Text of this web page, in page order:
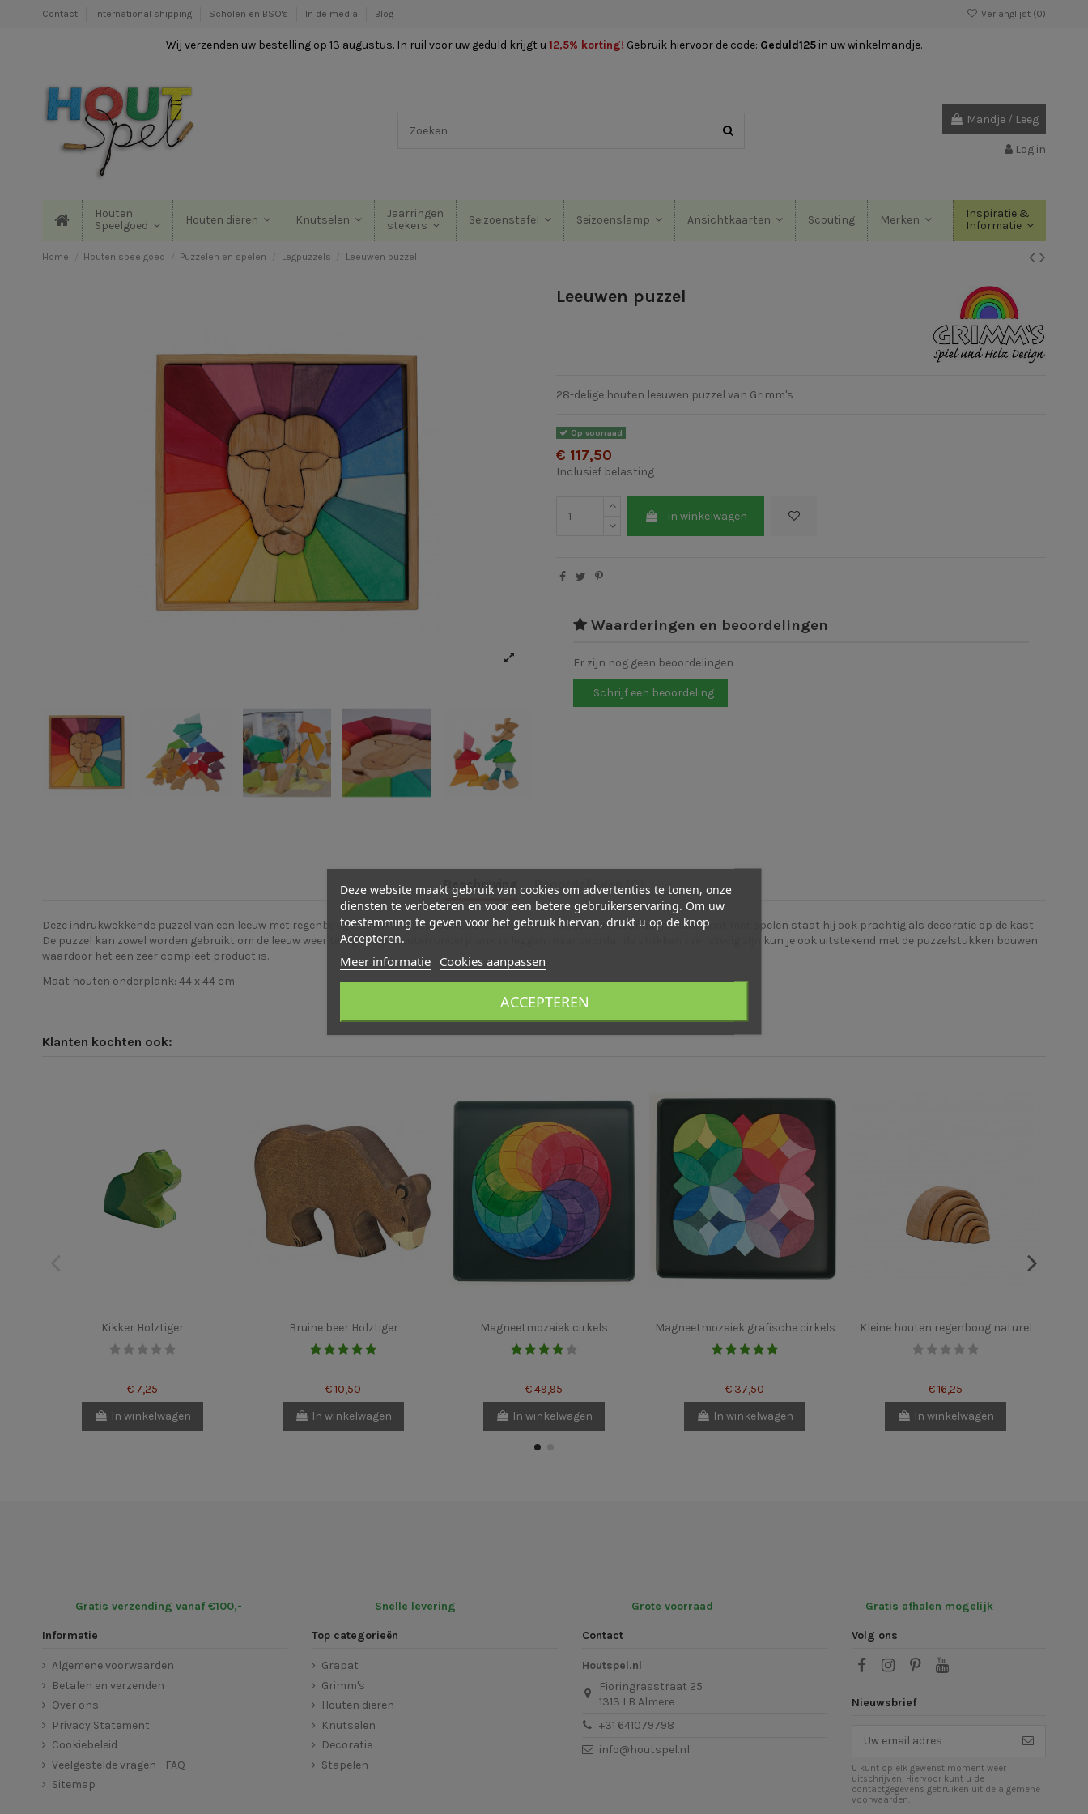
Contact International shipping Scholen en BSO's In de media Blog Verlanglijst (0)
Wij verzenden uw bestelling op 13 augustus. In ruil voor uw geduld krijgt u 12,5% korting! Gebruik hiervoor de code: Geduld125 in uw winkelmandje.
Mandje / Leeg
Log in
Houten
Speelgoed
Houten dieren Knutselen
Jaarringen
stekers
Seizoenstafel Seizoenslamp Ansichtkaarten Scouting Merken
Inspiratie &
Informatie
Home Houten speelgoed Puzzelen en spelen Legpuzzels Leeuwen puzzel
Leeuwen puzzel
28-delige houten leeuwen puzzel van Grimm's
Op voorraad
€ 117,50
Inclusief belasting
In winkelwagen
Waarderingen en beoordelingen
Er zijn nog geen beoordelingen
Schrijf een beoordeling
Beschrijving Beoordelingen (0)
Deze indrukwekkende puzzel van een leeuw met regenboog manen is niet alleen super leuk om mee te spelen maar als je klaar bent met spelen staat hij ook prachtig als decoratie op de kast.
De puzzel kan zowel worden gebruikt om de leeuw weer terug in zijn houten onderplank te leggen maar doordat de stukken zeer stevig zijn kun je ook uitstekend met de puzzelstukken bouwen
waardoor het een zeer compleet product is.
Maat houten onderplank: 44 x 44 cm
Klanten kochten ook:
Kikker Holztiger
€ 7,25
In winkelwagen
Bruine beer Holztiger
€ 10,50
In winkelwagen
Magneetmozaiek cirkels
€ 49,95
In winkelwagen
Magneetmozaiek grafische cirkels
€ 37,50
In winkelwagen
Kleine houten regenboog naturel
€ 16,25
In winkelwagen
Gratis verzending vanaf €100,- Snelle levering Grote voorraad Gratis afhalen mogelijk
Informatie
Algemene voorwaarden
Betalen en verzenden
Over ons
Privacy Statement
Cookiebeleid
Veelgestelde vragen - FAQ
Sitemap
Top categorieën
Grapat
Grimm's
Houten dieren
Knutselen
Decoratie
Stapelen
Contact
Houtspel.nl
Fioringrasstraat 25
1313 LB Almere
+31 641079798
info@houtspel.nl
Deze website maakt gebruik van cookies om advertenties te tonen, onze
diensten te verbeteren en voor een betere gebruikerservaring. Om uw
toestemming te geven voor het gebruik hiervan, drukt u op de knop
Accepteren.
Meer informatie Cookies aanpassen
ACCEPTEREN
Volg ons
Nieuwsbrief
U kunt op elk gewenst moment weer
uitschrijven. Hiervoor kunt u de
contactgegevens gebruiken uit de algemene
voorwaarden.